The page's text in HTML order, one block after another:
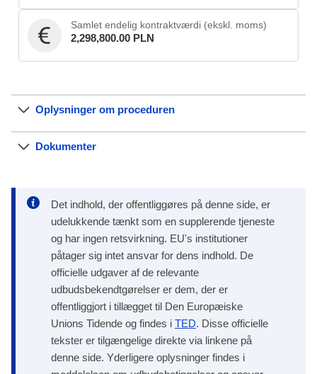
Samlet endelig kontraktværdi (ekskl. moms)
2,298,800.00 PLN
Oplysninger om proceduren
Dokumenter
Det indhold, der offentliggøres på denne side, er
udelukkende tænkt som en supplerende tjeneste
og har ingen retsvirkning. EU's institutioner
påtager sig intet ansvar for dens indhold. De
officielle udgaver af de relevante
udbudsbekendtgørelser er dem, der er
offentliggjort i tillægget til Den Europæiske
Unions Tidende og findes i TED. Disse officielle
tekster er tilgængelige direkte via linkene på
denne side. Yderligere oplysninger findes i